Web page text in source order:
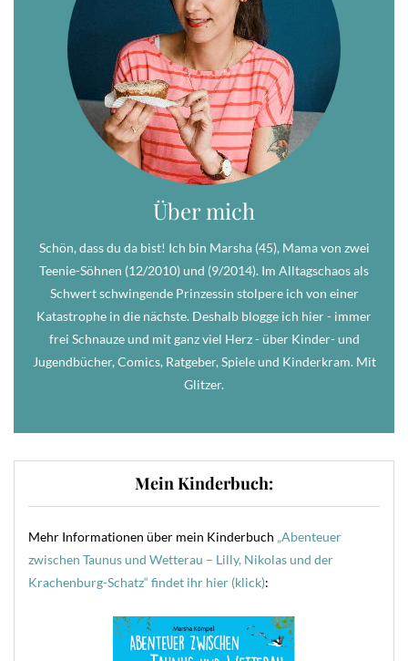
Über mich
Schön, dass du da bist! Ich bin Marsha (45), Mama von zwei
Teenie-Söhnen (12/2010) und (9/2014). Im Alltagschaos als
Schwert schwingende Prinzessin stolpere ich von einer
Katastrophe in die nächste. Deshalb blogge ich hier - immer
frei Schnauze und mit ganz viel Herz - über Kinder- und
Jugendbücher, Comics, Ratgeber, Spiele und Kinderkram. Mit
Glitzer.
Mein Kinderbuch:
Mehr Informationen über mein Kinderbuch „Abenteuer
zwischen Taunus und Wetterau – Lilly, Nikolas und der
Krachenburg-Schatz“ findet ihr hier (klick):